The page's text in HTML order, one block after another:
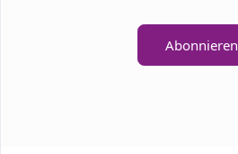
Abonnieren